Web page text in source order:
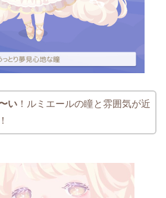
い！ルミエールの瞳と雰囲気が近